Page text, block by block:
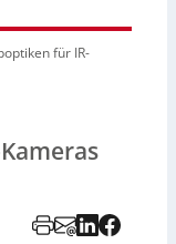
für IR-